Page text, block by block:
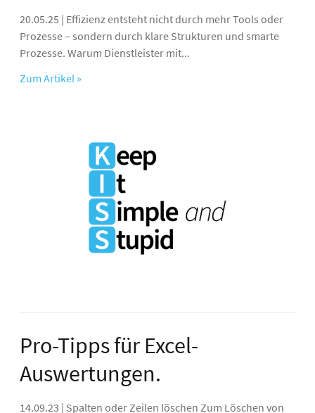
20.05.25 | Effizienz entsteht nicht durch mehr Tools oder
Prozesse – sondern durch klare Strukturen und smarte
Prozesse. Warum Dienstleister mit...
Zum Artikel »
Pro-Tipps für Excel-
Auswertungen.
14.09.23 | Spalten oder Zeilen löschen Zum Löschen von